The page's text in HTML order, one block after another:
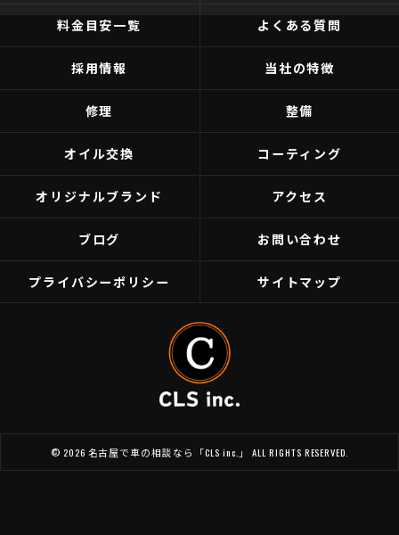
料金目安一覧 よくある質問
採用情報 当社の特徴
修理 整備
オイル交換 コーティング
オリジナルブランド アクセス
ブログ お問い合わせ
プライバシーポリシー サイトマップ
© 2026 名古屋で車の相談なら「CLS inc.」 ALL RIGHTS RESERVED.